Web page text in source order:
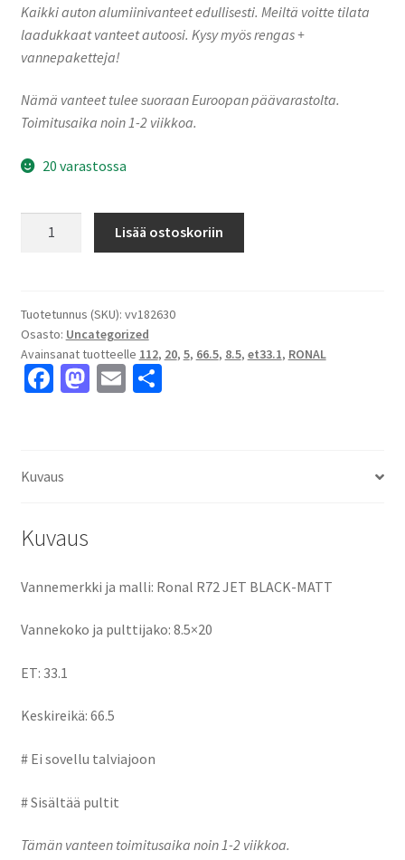
Kaikki auton alumiinivanteet edullisesti. Meiltä voitte tilata
laadukkaat vanteet autoosi. Kysy myös rengas +
vannepaketteja!
Nämä vanteet tulee suoraan Euroopan päävarastolta.
Toimitusaika noin 1-2 viikkoa.
20 varastossa
MATT
8.5x20"
5x112
ET33.1
Lisää ostoskoriin
Tuotetunnus (SKU): vv182630
Osasto: Uncategorized
Avainsanat tuotteelle 112, 20, 5, 66.5, 8.5, et33.1, RONAL
Fa
o
M E S
Kuvaus
Kuvaus
Vannemerkki ja malli: Ronal R72 JET BLACK-MATT
Vannekoko ja pulttijako: 8.5×20
ET: 33.1
Keskireikä: 66.5
# Ei sovellu talviajoon
# Sisältää pultit
Tämän vanteen toimitusaika noin 1-2 viikkoa.